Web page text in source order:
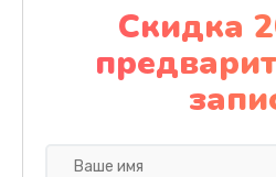
Замена
1130
Замена
Скидка